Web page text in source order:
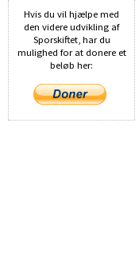
Hvis du vil hjælpe med
den videre udvikling af
Sporskiftet, har du
mulighed for at donere et
beløb her: